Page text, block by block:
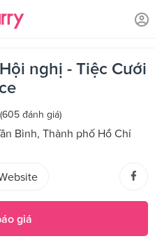
GÓI TRANG TRÍ THEO CHỦ ĐỀ
nghị - Tiệc Cưới
(605 đánh giá)
Bình, Thành phố Hồ Chí
giá